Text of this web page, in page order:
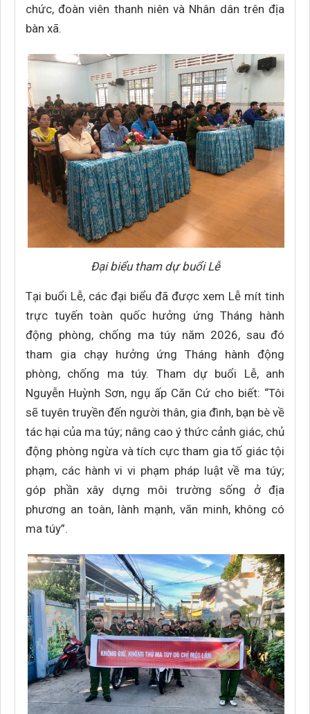
chức, đoàn viên thanh niên và Nhân dân trên địa
bàn xã.
Đại biểu tham dự buổi Lễ
Tại buổi Lễ, các đại biểu đã được xem Lễ mít tinh
trực tuyến toàn quốc hưởng ứng Tháng hành
động phòng, chống ma túy năm 2026, sau đó
tham gia chạy hưởng ứng Tháng hành động
phòng, chống ma túy. Tham dự buổi Lễ, anh
Nguyễn Huỳnh Sơn, ngụ ấp Căn Cứ cho biết: “Tôi
sẽ tuyên truyền đến người thân, gia đình, bạn bè về
tác hại của ma túy; nâng cao ý thức cảnh giác, chủ
động phòng ngừa và tích cực tham gia tố giác tội
phạm, các hành vi vi phạm pháp luật về ma túy;
góp phần xây dựng môi trường sống ở địa
phương an toàn, lành mạnh, văn minh, không có
ma túy”.